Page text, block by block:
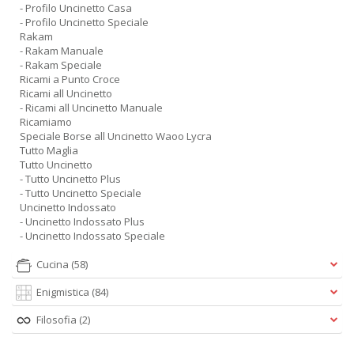
- Profilo Uncinetto Casa
- Profilo Uncinetto Speciale
Rakam
- Rakam Manuale
- Rakam Speciale
Ricami a Punto Croce
Ricami all Uncinetto
- Ricami all Uncinetto Manuale
Ricamiamo
Speciale Borse all Uncinetto Waoo Lycra
Tutto Maglia
Tutto Uncinetto
- Tutto Uncinetto Plus
- Tutto Uncinetto Speciale
Uncinetto Indossato
- Uncinetto Indossato Plus
- Uncinetto Indossato Speciale
Cucina (58)
Enigmistica (84)
Filosofia (2)